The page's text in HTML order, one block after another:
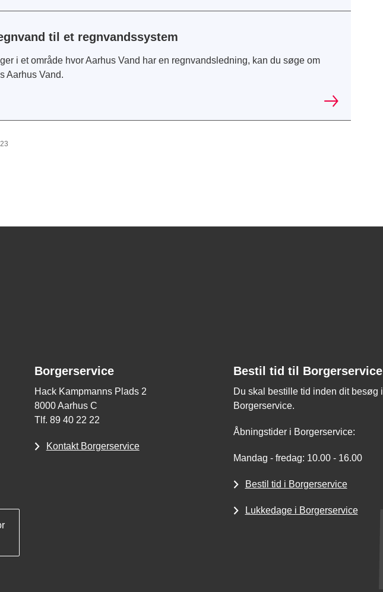
til et regnvandssystem
i et område hvor Aarhus Vand har en regnvandsledning, kan du søge om
Aarhus Vand.
Borgerservice
Hack Kampmanns Plads 2
8000 Aarhus C
Tlf. 89 40 22 22
Kontakt Borgerservice
Bestil tid til Borgerservice
Du skal bestille tid inden dit besøg i
Borgerservice.
Åbningstider i Borgerservice:
Mandag - fredag: 10.00 - 16.00
Bestil tid i Borgerservice
Lukkedage i Borgerservice